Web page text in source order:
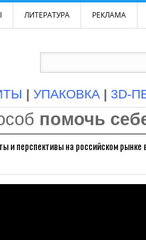
ЛИТЕРАТУРА РЕКЛАМА
| УПАКОВКА | 3D-
помочь
и перспективы на российском рынке